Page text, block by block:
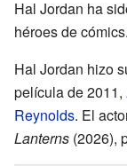
Hal Jordan ha
héroes de cómics.
Hal Jordan hizo
película de 2011,
Reynolds. El
Lanterns (2026),